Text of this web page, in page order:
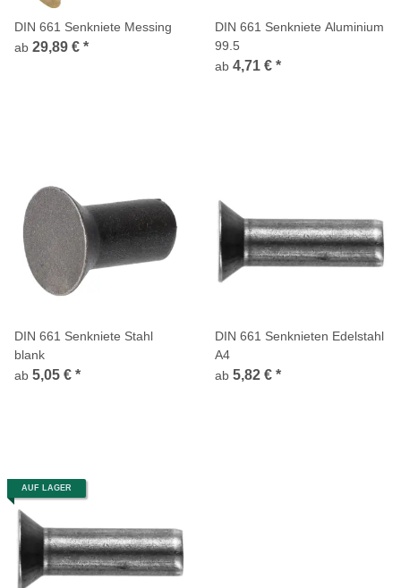
DIN 661 Senkniete Messing
ab 29,89 € *
DIN 661 Senkniete Aluminium
99.5
ab 4,71 € *
DIN 661 Senkniete Stahl
blank
ab 5,05 € *
DIN 661 Senknieten Edelstahl
A4
ab 5,82 € *
AUF LAGER